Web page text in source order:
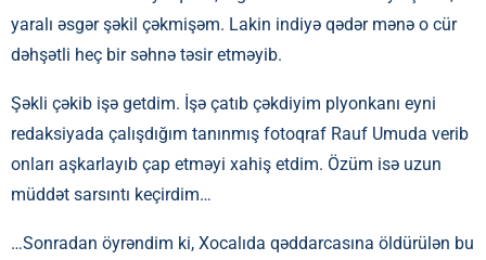
yaralı əsgər şəkil çəkmişəm. Lakin indiyə qədər mənə o cür
dəhşətli heç bir səhnə təsir etməyib.
Şəkli çəkib işə getdim. İşə çatıb çəkdiyim plyonkanı eyni
redaksiyada çalışdığım tanınmış fotoqraf Rauf Umuda verib
onları aşkarlayıb çap etməyi xahiş etdim. Özüm isə uzun
müddət sarsıntı keçirdim…
…Sonradan öyrəndim ki, Xocalıda qəddarcasına öldürülən bu